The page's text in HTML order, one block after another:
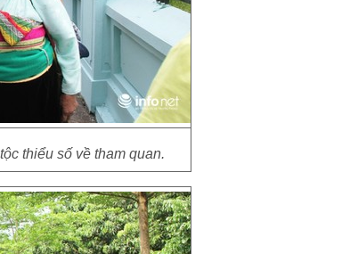
thiểu số về tham quan.